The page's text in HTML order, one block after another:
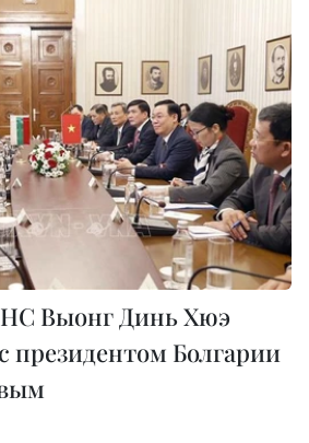
НС Выонг Динь Хюэ
президентом Болгарии